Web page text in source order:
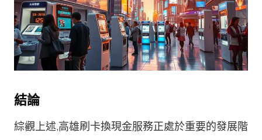
結論
綜觀上述,高雄刷卡換現金服務正處於重要的發展階